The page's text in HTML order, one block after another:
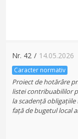
Nr. 42 / 14.05.2026
Caracter normativ
Proiect de hotărâre
listei contribuabililor
la scadență
față de bugetul local